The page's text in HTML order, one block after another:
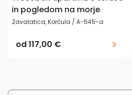
in pogledom na morje
Zavalatica, Korčula / A-545-a
od117,00 €